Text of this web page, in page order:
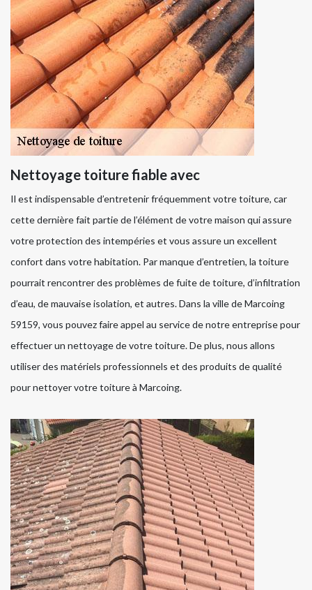
Nettoyage toiture fiable avec
Il est indispensable d’entretenir fréquemment votre toiture, car
cette dernière fait partie de l’élément de votre maison qui assure
votre protection des intempéries et vous assure un excellent
confort dans votre habitation. Par manque d’entretien, la toiture
pourrait rencontrer des problèmes de fuite de toiture, d’infiltration
d’eau, de mauvaise isolation, et autres. Dans la ville de Marcoing
59159, vous pouvez faire appel au service de notre entreprise pour
effectuer un nettoyage de votre toiture. De plus, nous allons
utiliser des matériels professionnels et des produits de qualité
pour nettoyer votre toiture à Marcoing.